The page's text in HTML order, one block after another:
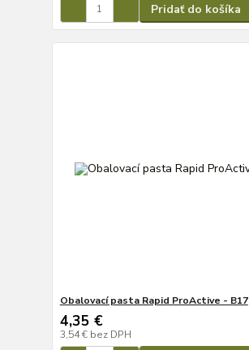
Pridať do košíka
Obalovací pasta Rapid ProActive - B17
4,35 €
3,54 € bez DPH